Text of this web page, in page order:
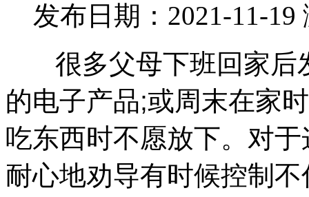
发布日期：2021-11-19
很多父母下班回家后
的电子产品;或周末在家
吃东西时不愿放下。对
耐心地劝导有时候控制